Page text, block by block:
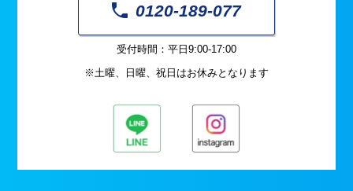
0120-189-077
受付時間：平日9:00-17:00
※土曜、日曜、祝日はお休みとなります